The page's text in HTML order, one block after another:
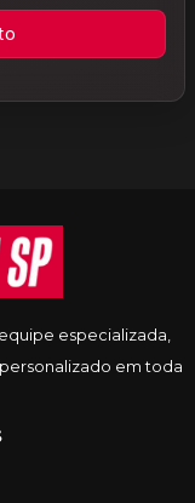
especializada,
em toda